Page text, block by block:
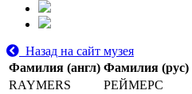
Назад на сайт музея
Фамилия (англ) Фамилия (рус)
RAYMERS
РЕЙМЕРС